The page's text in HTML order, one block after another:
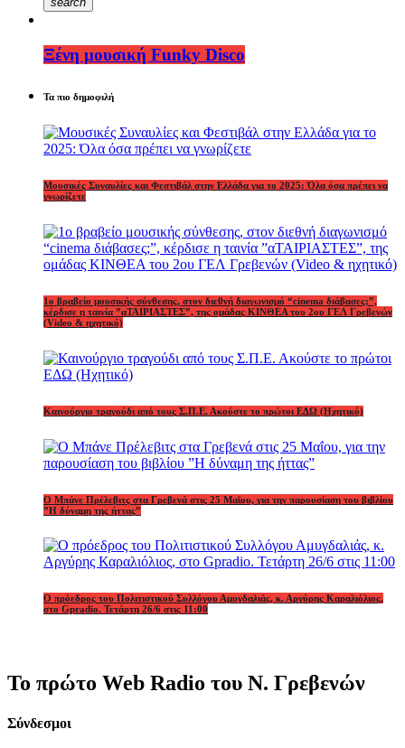
Ξένη μουσική Funky Disco
Τα πιο δημοφιλή
Μουσικές Συναυλίες και Φεστιβάλ στην Ελλάδα για το 2025: Όλα όσα πρέπει να
γνωρίζετε
1o βραβείο μουσικής σύνθεσης, στον διεθνή διαγωνισμό “cinema διάβασες;”,
κέρδισε η ταινία ”αΤΑΙΡΙΑΣΤΕΣ”, της ομάδας ΚΙΝΘΕΑ του 2ου ΓΕΛ Γρεβενών
(Video & ηχητικό)
Καινούργιο τραγούδι από τους Σ.Π.Ε. Ακούστε το πρώτοι ΕΔΩ (Ηχητικό)
Ο Μπάνε Πρέλεβιτς στα Γρεβενά στις 25 Μαΐου, για την παρουσίαση του βιβλίου
”Η δύναμη της ήττας”
Ο πρόεδρος του Πολιτιστικού Συλλόγου Αμυγδαλιάς, κ. Αργύρης Καραλιόλιος,
στο Gpradio. Τετάρτη 26/6 στις 11:00
Το πρώτο Web Radio του Ν. Γρεβενών
Σύνδεσμοι